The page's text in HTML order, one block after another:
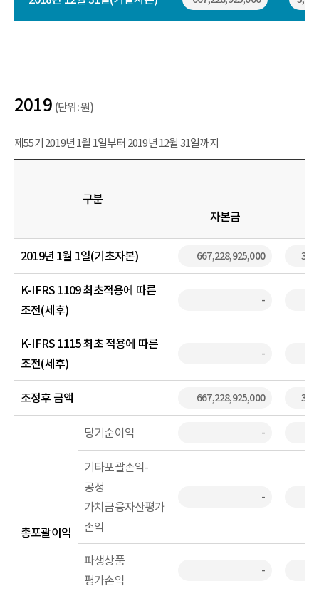
2019 (단위: 원)
제55기 2019년 1월 1일부터 2019년 12월 31일까지
구분
자본금
2019년 1월 1일(기초자본) 667,228,925,000
K-IFRS 1109 최초적용에 따른
조전(세후)
-
K-IFRS 1115 최초 적용에 따른
조전(세후)
-
조정후 금액 667,228,925,000
총포괄이익
당기순이익 -
기타포괄손익-
공정
가치금융자산평가
손익
-
파생상품
평가손익
-